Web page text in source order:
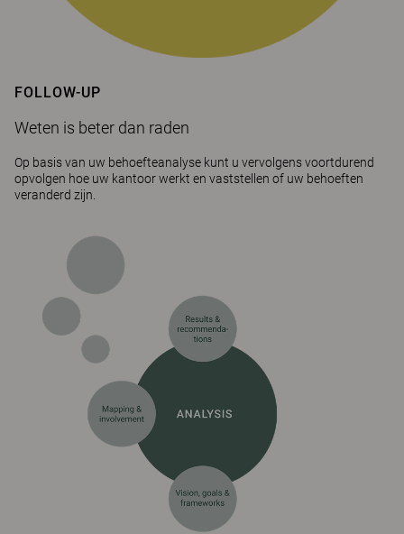
FOLLOW-UP
Weten is beter dan raden
Op basis van uw behoefteanalyse kunt u vervolgens voortdurend
opvolgen hoe uw kantoor werkt en vaststellen of uw behoeften
veranderd zijn.